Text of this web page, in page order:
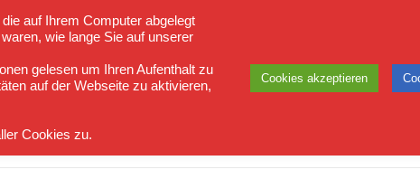
auf Ihrem Computer abgelegt
wie lange Sie auf unserer
gelesen um Ihren Aufenthalt zu
auf der Webseite zu aktivieren,
Cookies zu.
Cookies akzeptieren